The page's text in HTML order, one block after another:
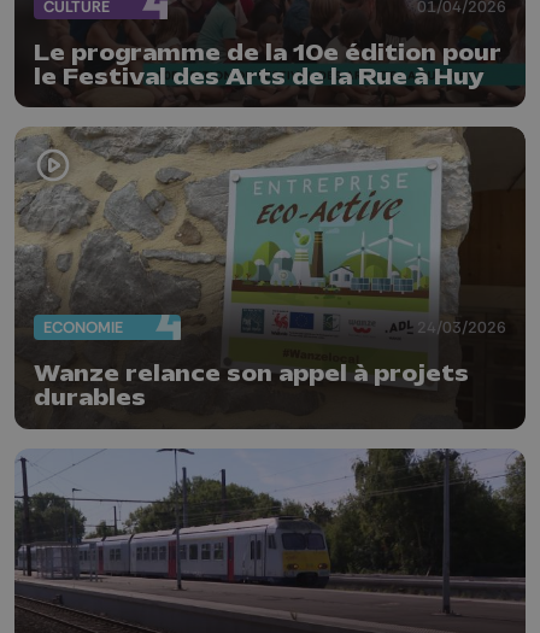
CULTURE 01/04/2026
Le programme de la 10e édition pour
le Festival des Arts de la Rue à Huy
ECONOMIE 24/03/2026
Wanze relance son appel à projets
durables